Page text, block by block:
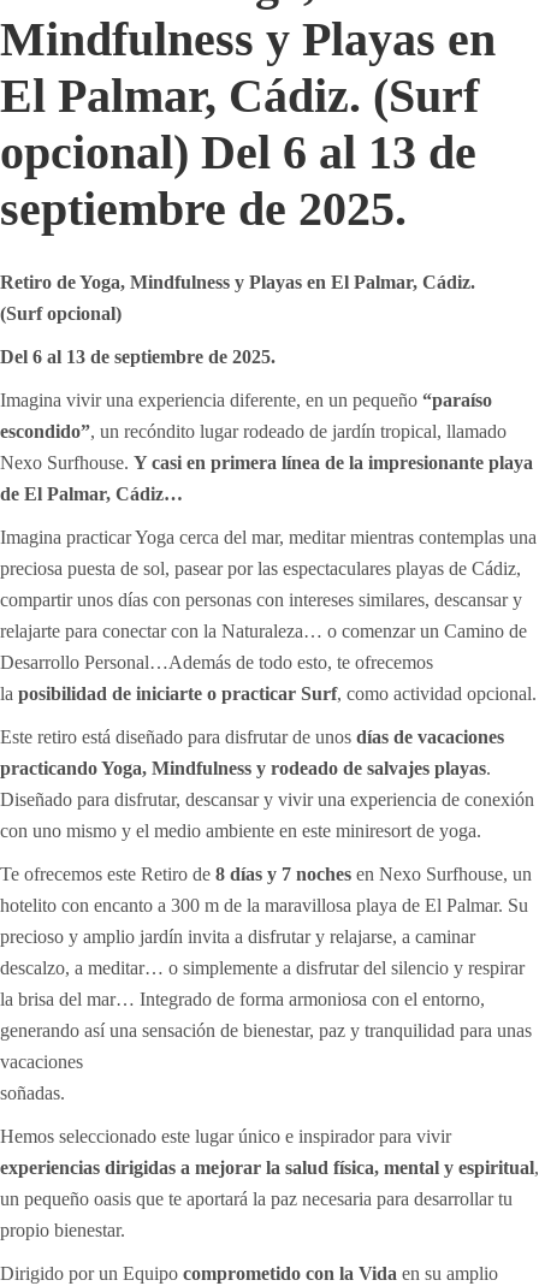
Mindfulness y Playas en
El Palmar, Cádiz. (Surf
opcional) Del 6 al 13 de
septiembre de 2025.
Retiro de Yoga, Mindfulness y Playas en El Palmar, Cádiz.
(Surf opcional)
Del 6 al 13 de septiembre de 2025.
Imagina vivir una experiencia diferente, en un pequeño “paraíso
escondido”, un recóndito lugar rodeado de jardín tropical, llamado
Nexo Surfhouse. Y casi en primera línea de la impresionante playa
de El Palmar, Cádiz…
Imagina practicar Yoga cerca del mar, meditar mientras contemplas una
preciosa puesta de sol, pasear por las espectaculares playas de Cádiz,
compartir unos días con personas con intereses similares, descansar y
relajarte para conectar con la Naturaleza… o comenzar un Camino de
Desarrollo Personal…Además de todo esto, te ofrecemos
la posibilidad de iniciarte o practicar Surf, como actividad opcional.
Este retiro está diseñado para disfrutar de unos días de vacaciones
practicando Yoga, Mindfulness y rodeado de salvajes playas.
Diseñado para disfrutar, descansar y vivir una experiencia de conexión
con uno mismo y el medio ambiente en este miniresort de yoga.
Te ofrecemos este Retiro de 8 días y 7 noches en Nexo Surfhouse, un
hotelito con encanto a 300 m de la maravillosa playa de El Palmar. Su
precioso y amplio jardín invita a disfrutar y relajarse, a caminar
descalzo, a meditar… o simplemente a disfrutar del silencio y respirar
la brisa del mar… Integrado de forma armoniosa con el entorno,
generando así una sensación de bienestar, paz y tranquilidad para unas
vacaciones
soñadas.
Hemos seleccionado este lugar único e inspirador para vivir
experiencias dirigidas a mejorar la salud física, mental y espiritual,
un pequeño oasis que te aportará la paz necesaria para desarrollar tu
propio bienestar.
Dirigido por un Equipo comprometido con la Vida en su amplio